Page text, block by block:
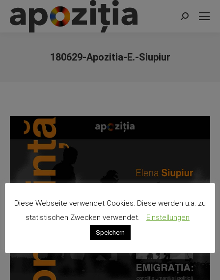
Search:
180629-Apozitia-E.-Siupiur
Diese Webseite verwendet Cookies. Diese werden u.a. zu
statistischen Zwecken verwendet.
Einstellungen
Speichern